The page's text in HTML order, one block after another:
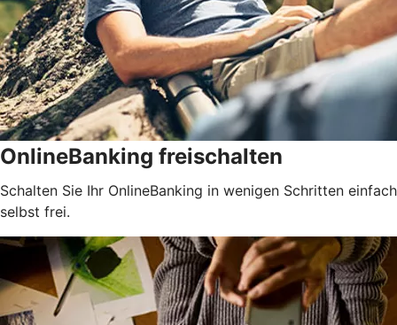
OnlineBanking freischalten
Schalten Sie Ihr OnlineBanking in wenigen Schritten einfach
selbst frei.